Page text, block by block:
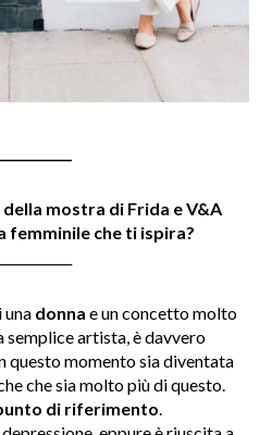
mostra di Frida e V&A
femminile che ti ispira?
una donna e un concetto molto
semplice artista, è davvero
questo momento sia diventata
che sia molto più di questo.
di riferimento.